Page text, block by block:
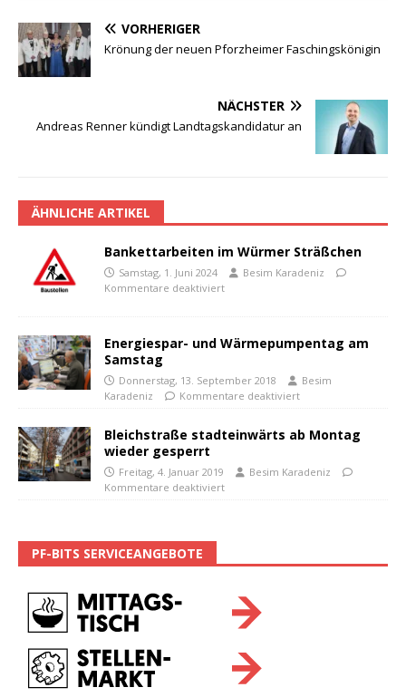
VORHERIGER
Krönung der neuen Pforzheimer Faschingskönigin
NÄCHSTER
Andreas Renner kündigt Landtagskandidatur an
ÄHNLICHE ARTIKEL
Bankettarbeiten im Würmer Sträßchen
Samstag, 1. Juni 2024
Besim Karadeniz
Kommentare deaktiviert
Energiespar- und Wärmepumpentag am
Samstag
Donnerstag, 13. September 2018
Besim
Karadeniz
Kommentare deaktiviert
Bleichstraße stadteinwärts ab Montag
wieder gesperrt
Freitag, 4. Januar 2019
Besim Karadeniz
Kommentare deaktiviert
PF-BITS SERVICEANGEBOTE